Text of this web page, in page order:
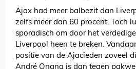
Ajax had meer balbezit dan
zelfs meer dan 60 procent. Toch
sporadisch om door het
Liverpool heen te breken.
positie van de Ajacieden zoveel
André Onana is dan tegen